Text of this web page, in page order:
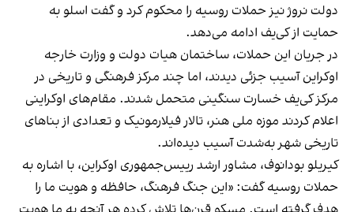
دولت نروژ نیز حملات روسیه را محکوم کرد و گفت اسلو به
حمایت از کی‌یف ادامه می‌دهد.
در جریان این حملات، ساختمان هیات دولت و وزارت خارجه
اوکراین آسیب جزئی دیدند، اما چند مرکز فرهنگی و تاریخی در
مرکز کی‌یف خسارت سنگینی متحمل شدند. مقام‌های اوکراینی
اعلام کردند موزه ملی هنر، تالار فیلارمونیک و تعدادی از بناهای
تاریخی شهر به‌شدت آسیب دیده‌اند.
کیریلو بودانوف، مشاور ارشد رییس‌جمهوری اوکراین، با اشاره به
حملات روسیه گفت: «این جنگ فرهنگ، حافظه و هویت ما را